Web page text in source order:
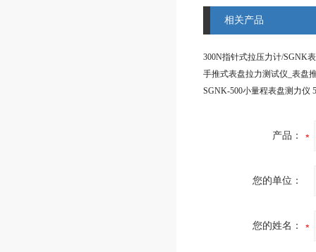
相关产品
产品：
您的单位：
您的姓名：